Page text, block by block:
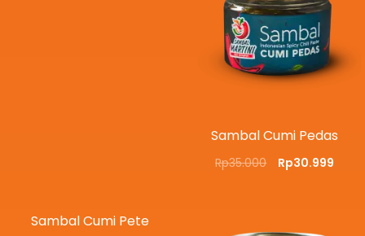
Sambal Cumi Pedas
Rp35.000 Rp30.999
Sambal Cumi Pete